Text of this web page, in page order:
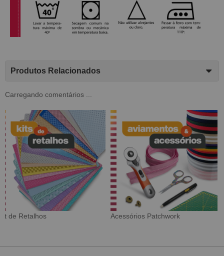
Produtos Relacionados
Carregando comentários ...
Tecido Digital Sarja Impermeável